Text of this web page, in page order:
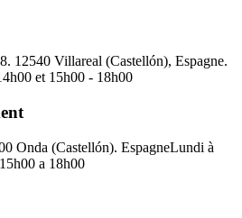
12540 Villareal (Castellón), Espagne.
et 15h00 - 18h00
Onda (Castellón). EspagneLundi à
a 18h00